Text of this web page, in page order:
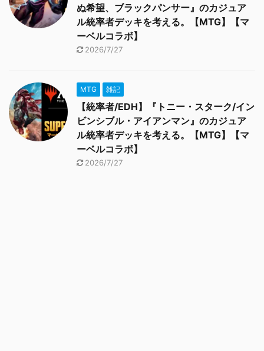
ぬ希望、ブラックパンサー』のカジュア
ル統率者デッキを考える。【MTG】【マ
ーベルコラボ】
2026/7/27
MTG 雑記
【統率者/EDH】『トニー・スターク/イン
ビンシブル・アイアンマン』のカジュア
ル統率者デッキを考える。【MTG】【マ
ーベルコラボ】
2026/7/27